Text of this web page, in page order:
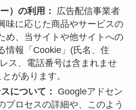
）の利用：
広告配信事業者
味に応じた商品やサービスの
め、当サイトや他サイトへの
情報「Cookie」(氏名、住
ス、電話番号は含まれませ
があります。
について：
Googleアドセン
プロセスの詳細や、このよう